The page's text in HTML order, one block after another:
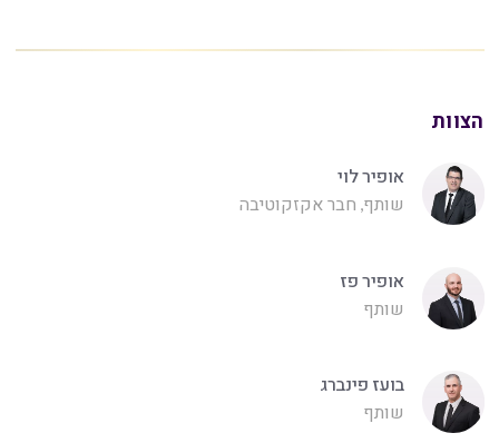
הצוות
אופיר לוי
שותף, חבר אקזקוטיבה
אופיר פז
שותף
בועז פינברג
שותף